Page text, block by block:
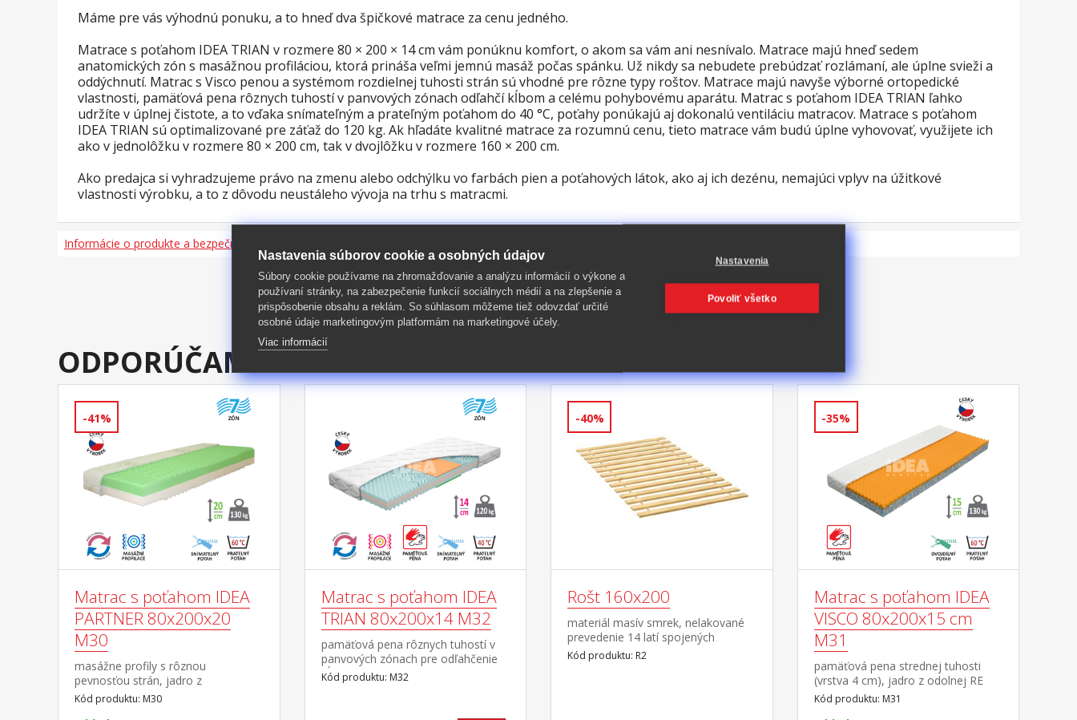
Máme pre vás výhodnú ponuku, a to hneď dva špičkové matrace za cenu jedného.
Matrace s poťahom IDEA TRIAN v rozmere 80 × 200 × 14 cm vám ponúknu komfort, o akom sa vám ani nesnívalo. Matrace majú hneď sedem
anatomických zón s masážnou profiláciou, ktorá prináša veľmi jemnú masáž počas spánku. Už nikdy sa nebudete prebúdzať rozlámaní, ale úplne svieži a
oddýchnutí. Matrac s Visco penou a systémom rozdielnej tuhosti strán sú vhodné pre rôzne typy roštov. Matrace majú navyše výborné ortopedické
vlastnosti, pamäťová pena rôznych tuhostí v panvových zónach odľahčí kĺbom a celému pohybovému aparátu. Matrac s poťahom IDEA TRIAN ľahko
udržíte v úplnej čistote, a to vďaka snímateľným a prateľným poťahom do 40 °C, poťahy ponúkajú aj dokonalú ventiláciu matracov. Matrace s poťahom
IDEA TRIAN sú optimalizované pre záťaž do 120 kg. Ak hľadáte kvalitné matrace za rozumnú cenu, tieto matrace vám budú úplne vyhovovať, využijete ich
ako v jednolôžku v rozmere 80 × 200 cm, tak v dvojlôžku v rozmere 160 × 200 cm.
Ako predajca si vyhradzujeme právo na zmenu alebo odchýlku vo farbách pien a poťahových látok, ako aj ich dezénu, nemajúci vplyv na úžitkové
vlastnosti výrobku, a to z dôvodu neustáleho vývoja na trhu s matracmi.
Informácie o produkte a bezpečnosti
ODPORÚČAME DOKÚPIŤ
-41%
Matrac s poťahom IDEA
PARTNER 80x200x20
M30
masážne profily s rôznou
pevnosťou strán, jadro z
Flexifoam peny
povrch vyprofilovaný do 7
Kód produktu: M30
Matrac s poťahom IDEA
TRIAN 80x200x14 M32
pamäťová pena rôznych tuhostí v
panvových zónach pre odľahčenie
kĺbom a celému pohybovému
aparátu 7-zónová anatomická
jemnú masáž v priebehu spánku
Kód produktu: M32
-40%
Rošt 160x200
materiál masív smrek, nelakované
prevedenie 14 latí spojených
textilným tkalúnom
Kód produktu: R2
-35%
Matrac s poťahom IDEA
VISCO 80x200x15 cm
M31
pamäťová pena strednej tuhosti
(vrstva 4 cm), jadro z odolnej RE
peny dobré ortopedické vlastností a
dlhá životnosť matraca vhodný pre
Kód produktu: M31
Nastavenia súborov cookie a osobných údajov
Súbory cookie používame na zhromažďovanie a analýzu informácií o výkone a
používaní stránky, na zabezpečenie funkcií sociálnych médií a na zlepšenie a
prispôsobenie obsahu a reklám. So súhlasom môžeme tiež odovzdať určité
osobné údaje marketingovým platformám na marketingové účely.
Viac informácií
Nastavenia
Povoliť všetko